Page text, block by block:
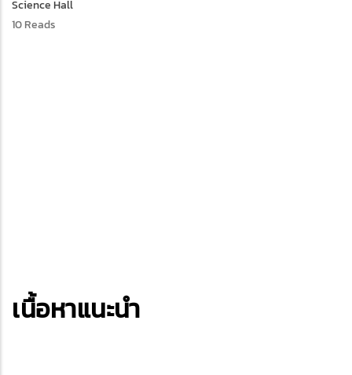
Science Hall
10 Reads
เนื้อหาแนะนำ